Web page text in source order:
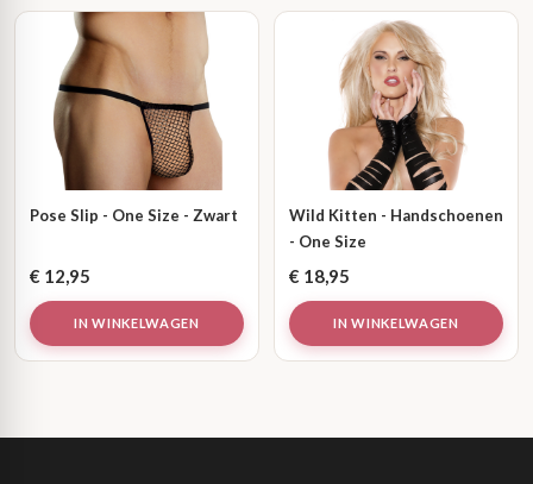
Pose Slip - One Size - Zwart
€ 12,95
IN WINKELWAGEN
Wild Kitten - Handschoenen
- One Size
€ 18,95
IN WINKELWAGEN